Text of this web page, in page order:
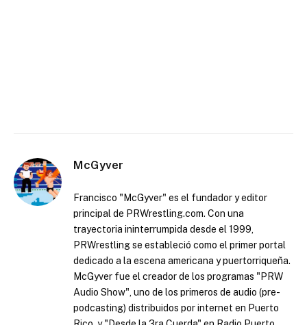
McGyver
Francisco "McGyver" es el fundador y editor
principal de PRWrestling.com. Con una
trayectoria ininterrumpida desde el 1999,
PRWrestling se estableció como el primer portal
dedicado a la escena americana y puertorriqueña.
McGyver fue el creador de los programas "PRW
Audio Show", uno de los primeros de audio (pre-
podcasting) distribuidos por internet en Puerto